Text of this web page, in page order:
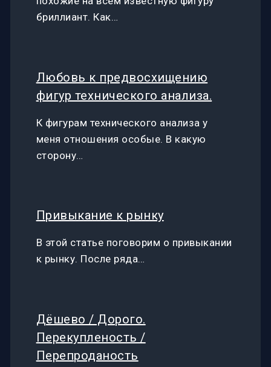
бриллиант. Как…
Любовь к предвосхищению
фигур технического анализа.
К фигурам технического анализа у
меня отношения особые. В какую
сторону…
Привыкание к рынку
В этой статье поговорим о привыкании
к рынку. После ряда…
Дёшево / Дорого.
Перекупленость /
Перепроданость